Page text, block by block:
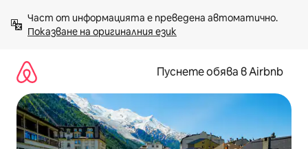
към
съдържанието
Показване на оригиналния език
Пуснете обява в Airbnb